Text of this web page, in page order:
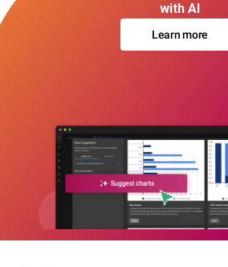
with AI
Learn more